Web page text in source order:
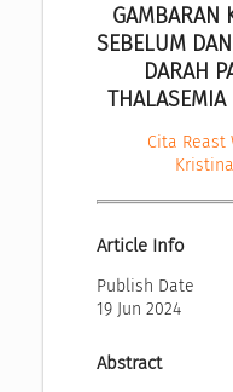
GAMBARAN
SEBELUM
DARAH
THALASEMIA
Cita Reast
Article Info
Publish Date
19 Jun 2024
Abstract